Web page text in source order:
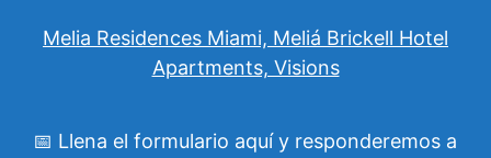
Melia Residences Miami, Meliá Brickell Hotel
Apartments, Visions
📅 Llena el formulario aquí y responderemos a